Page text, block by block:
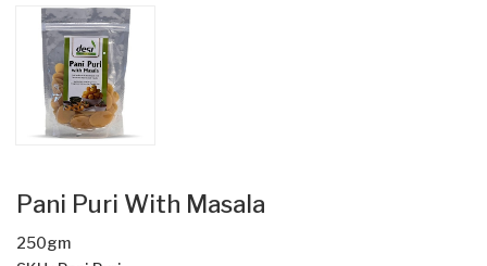
Pani Puri With Masala
250gm